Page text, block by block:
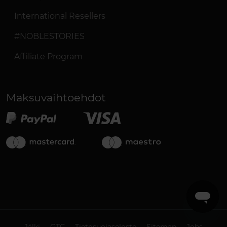
International Resellers
#NOBLESTORIES
Affiliate Program
Maksuvaihtoehdot